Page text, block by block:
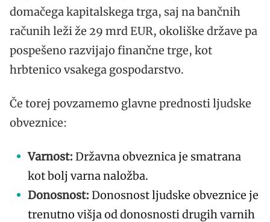
domačega kapitalskega trga, saj na bančnih
računih leži že 29 mrd EUR, okoliške države pa
pospešeno razvijajo finančne trge, kot
hrbtenico vsakega gospodarstvo.
Če torej povzamemo glavne prednosti ljudske
obveznice:
Varnost: Državna obveznica je smatrana
kot bolj varna naložba.
Donosnost: Donosnost ljudske obveznice je
trenutno višja od donosnosti drugih varnih